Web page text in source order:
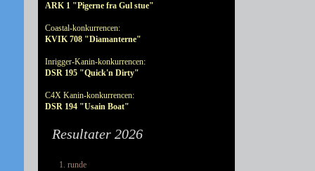
ARK 1 "Pigerne fra Gul stue"
Coastal-konkurrencen:
KVIK 708 "Diamanterne"
Inrigger-Kanin-konkurrencen:
DSR 195 "Quick'n Dirty"
C4X Kanin-konkurrencen:
DSR 194 "Usain Boat"
Resultater 2026
1. runde